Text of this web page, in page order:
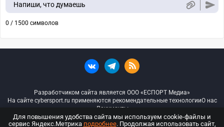
Напиши, что думаешь
0 / 1500 символов
Разработчиком сайта является ООО «ЕСПОРТ Медиа»
На сайте cybersport.ru применяются рекомендательные технологииО нас
Документы
© ООО «Киберспорт.ру» — Все права защищены
Для повышения удобства сайта мы используем cookie-файлы и
сервис Яндекс.Метрика подробнее. Продолжая использовать сайт,